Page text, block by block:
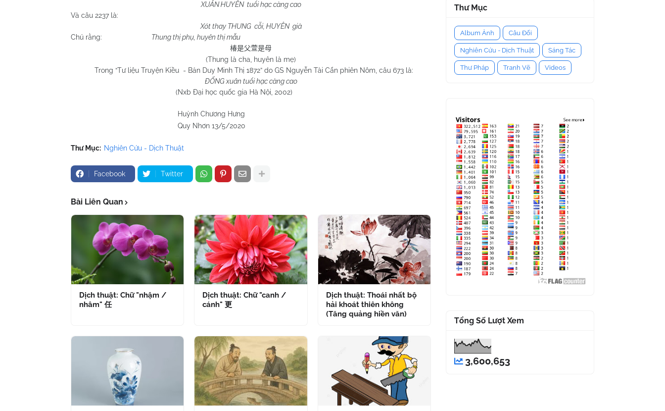
XUÂN HUYÊN tuổi hạc càng cao
Và câu 2237 là:
Xót thay THUNG cỗi, HUYÊN già
Chú rằng: Thung thị phụ, huyên thị mẫu
椿是父萱是母
(Thung là cha, huyên là mẹ)
Trong “Tư liệu Truyện Kiều - Bản Duy Minh Thị 1872” do GS Nguyễn Tài Cẩn phiên Nôm, câu 673 là:
ĐỐNG xuân tuổi hạc càng cao
(Nxb Đại học quốc gia Hà Nội, 2002)
Huỳnh Chương Hưng
Quy Nhơn 13/5/2020
Thư Mục: Nghiên Cứu - Dịch Thuật
Facebook Twitter
Bài Liên Quan
Dịch thuật: Chữ "nhậm /
nhâm" 任
Dịch thuật: Chữ "canh /
cánh" 更
Dịch thuật: Thoái nhất bộ
hải khoát thiên không
(Tăng quảng hiền văn)
Thư Mục
Album Ảnh Câu Đối
Nghiên Cứu - Dịch Thuật Sáng Tác
Thư Pháp Tranh Vẽ Videos
Tổng Số Lượt Xem
3,600,653